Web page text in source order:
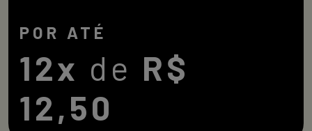
POR ATÉ
12x de R$
12,50